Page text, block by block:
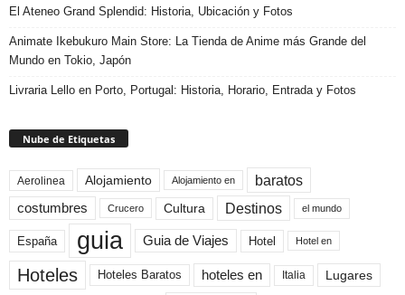
El Ateneo Grand Splendid: Historia, Ubicación y Fotos
Animate Ikebukuro Main Store: La Tienda de Anime más Grande del
Mundo en Tokio, Japón
Livraria Lello en Porto, Portugal: Historia, Horario, Entrada y Fotos
Nube de Etiquetas
Aerolinea Alojamiento Alojamiento en baratos
costumbres Crucero Cultura Destinos el mundo
España guia Guia de Viajes Hotel Hotel en
Hoteles Hoteles Baratos hoteles en Italia Lugares